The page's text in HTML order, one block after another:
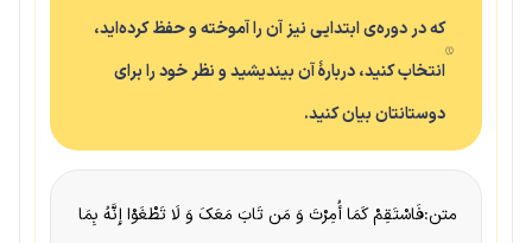
که در دوره‌ی ابتدایی نیز آن را آموخته و حفظ کرده‌اید،
انتخاب کنید، دربارهٔ آن بیندیشید و نظر خود را برای
دوستانتان بیان کنید.
متن:فَاسْتَقِمْ کَمَا أُمِرْتَ وَ مَن تَابَ مَعَکَ وَ لَا تَطْغَوْا إِنَّهُ بِمَا